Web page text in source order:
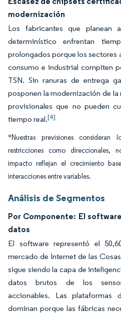
modernización
Los fabricantes que planean
determinístico enfrentan
prolongados porque los sectores
consumo e industrial compiten
TSN. Sin ranuras de entrega
posponen la modernización de
provisionales que no pueden
tiempo real.[4]
*Nuestras previsiones
restricciones como direccionales,
impacto reflejan el crecimiento
interacciones entre variables.
Análisis de Segmentos
Por Componente: El
datos
El software representó el
mercado de Internet de las
sigue siendo la capa de
datos brutos de los
accionables. Las plataformas
dominan porque las fábricas